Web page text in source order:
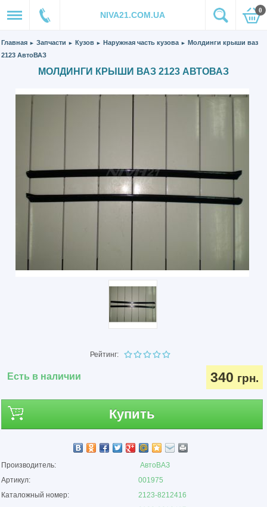
NIVA21.COM.UA 0
Главная ► Запчасти ► Кузов ► Наружная часть кузова ► Молдинги крыши ваз
2123 АвтоВАЗ
МОЛДИНГИ КРЫШИ ВАЗ 2123 АВТОВАЗ
Рейтинг:
Есть в наличии 340 грн.
Купить
Производитель:
АвтоВАЗ
Артикул:
001975
Каталожный номер:
2123-8212416